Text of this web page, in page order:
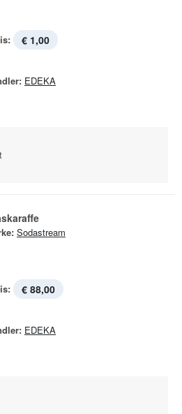
€ 1,00
EDEKA
Sodastream
€ 88,00
EDEKA